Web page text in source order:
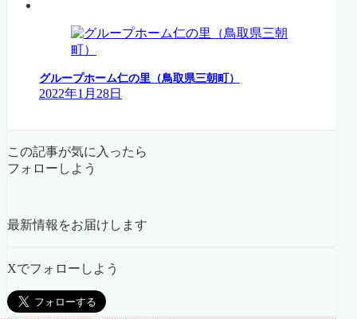
グループホーム仁の里（鳥取県三朝町）
2022年1月28日
この記事が気に入ったら
フォローしよう
最新情報をお届けします
Xでフォローしよう